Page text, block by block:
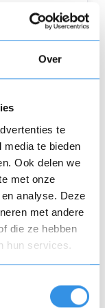
Over
te
te bieden
Ook delen we
met onze
analyse. Deze
met andere
die ze hebben
hun services.
over
gratis